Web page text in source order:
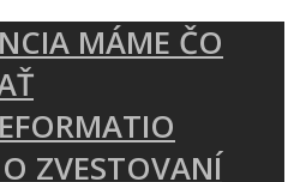
MÁME ČO
ZVESTOVANÍ